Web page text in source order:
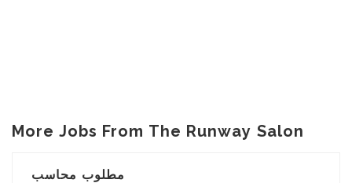
More Jobs From The Runway Salon
مطلوب محاسب